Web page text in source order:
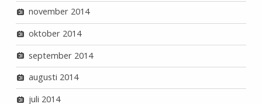
november 2014
oktober 2014
september 2014
augusti 2014
juli 2014